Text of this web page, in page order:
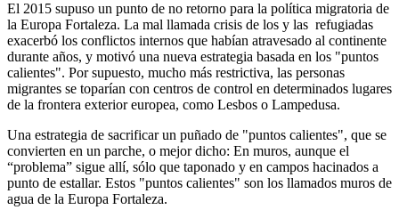
El 2015 supuso un punto de no retorno para la política migratoria de
la Europa Fortaleza. La mal llamada crisis de los y las refugiadas
exacerbó los conflictos internos que habían atravesado al continente
durante años, y motivó una nueva estrategia basada en los "puntos
calientes". Por supuesto, mucho más restrictiva, las personas
migrantes se toparían con centros de control en determinados lugares
de la frontera exterior europea, como Lesbos o Lampedusa.
Una estrategia de sacrificar un puñado de "puntos calientes", que se
convierten en un parche, o mejor dicho: En muros, aunque el
“problema” sigue allí, sólo que taponado y en campos hacinados a
punto de estallar. Estos "puntos calientes" son los llamados muros de
agua de la Europa Fortaleza.